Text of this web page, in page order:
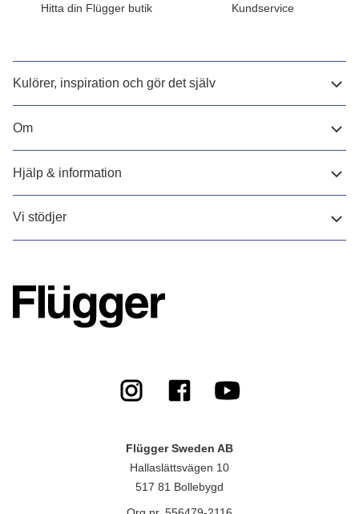
Hitta din Flügger butik Kundservice
Kulörer, inspiration och gör det själv
Om
Hjälp & information
Vi stödjer
Flügger Sweden AB
Hallaslättsvägen 10
517 81 Bollebygd